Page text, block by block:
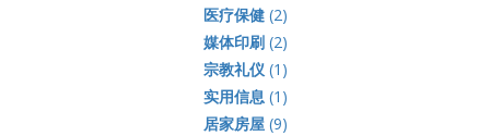
医疗保健(2)
媒体印刷(2)
宗教礼仪(1)
实用信息(1)
居家房屋(9)